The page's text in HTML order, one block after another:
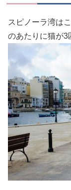
スピノーラ湾は
のあたりに猫が3